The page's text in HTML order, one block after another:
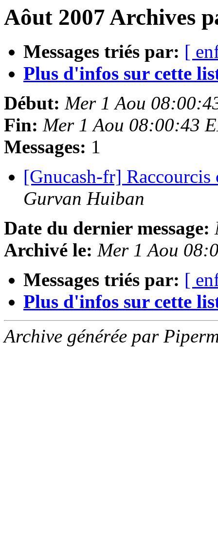
Aôut 2007 Archives
Messages triés par: [
Plus d'infos sur cette
Début: Mer 1 Aou
Fin: Mer 1 Aou 08:00:43
Messages: 1
[Gnucash-fr]
Gurvan Huiban
Date du dernier message:
Archivé le: Mer 1 Aou
Messages triés par: [
Plus d'infos sur cette
Archive générée par